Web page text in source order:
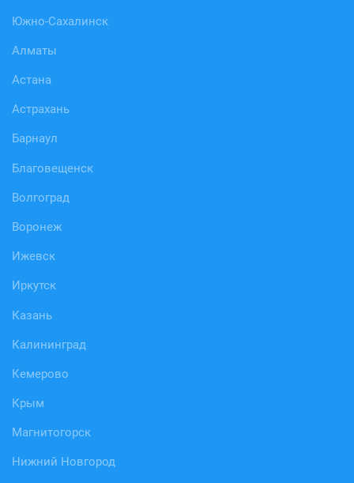
Южно-Сахалинск
Алматы
Астана
Астрахань
Барнаул
Благовещенск
Волгоград
Воронеж
Ижевск
Иркутск
Казань
Калининград
Кемерово
Крым
Магнитогорск
Нижний Новгород